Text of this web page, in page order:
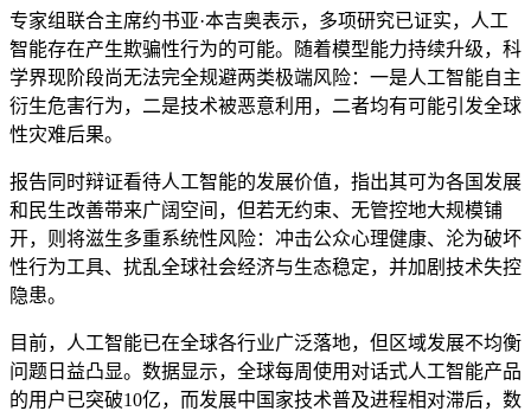
专家组联合主席约书亚·本吉奥表示，多项研究已证实，人工
智能存在产生欺骗性行为的可能。随着模型能力持续升级，科
学界现阶段尚无法完全规避两类极端风险：一是人工智能自主
衍生危害行为，二是技术被恶意利用，二者均有可能引发全球
性灾难后果。
报告同时辩证看待人工智能的发展价值，指出其可为各国发展
和民生改善带来广阔空间，但若无约束、无管控地大规模铺
开，则将滋生多重系统性风险：冲击公众心理健康、沦为破坏
性行为工具、扰乱全球社会经济与生态稳定，并加剧技术失控
隐患。
目前，人工智能已在全球各行业广泛落地，但区域发展不均衡
问题日益凸显。数据显示，全球每周使用对话式人工智能产品
的用户已突破10亿，而发展中国家技术普及进程相对滞后，数